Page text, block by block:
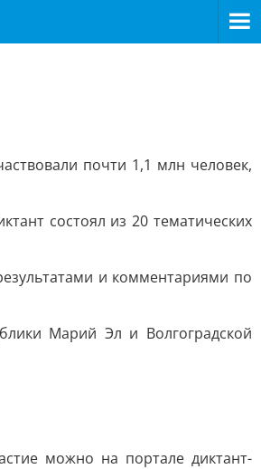
почти 1,1 млн человек,
состоял из 20 тематических
и комментариями по
Марий Эл и Волгоградской
можно на портале диктант-